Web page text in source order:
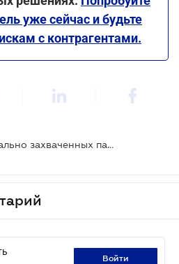
уже сейчас и будьте
с контрагентами.
Киев избавится от нелегально захваченных паркомест
войти